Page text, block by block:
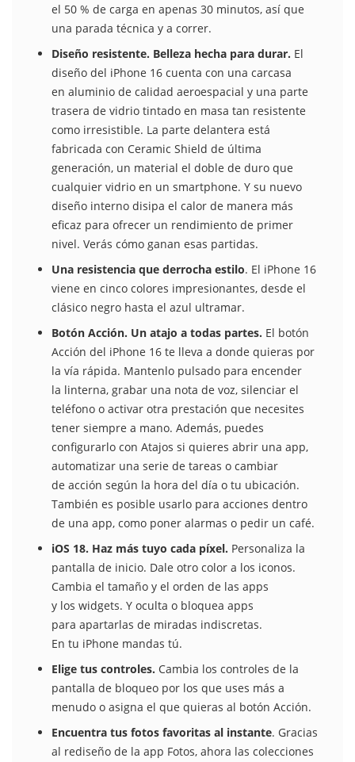
el 50 % de carga en apenas 30 minutos, así que
una parada técnica y a correr.
Diseño resistente. Belleza hecha para durar. El
diseño del iPhone 16 cuenta con una carcasa
en aluminio de calidad aeroespacial y una parte
trasera de vidrio tintado en masa tan resistente
como irresistible. La parte delantera está
fabricada con Ceramic Shield de última
generación, un material el doble de duro que
cualquier vidrio en un smartphone. Y su nuevo
diseño interno disipa el calor de manera más
eficaz para ofrecer un rendimiento de primer
nivel. Verás cómo ganan esas partidas.
Una resistencia que derrocha estilo. El iPhone 16
viene en cinco colores impresionantes, desde el
clásico negro hasta el azul ultramar.
Botón Acción. Un atajo a todas partes. El botón
Acción del iPhone 16 te lleva a donde quieras por
la vía rápida. Mantenlo pulsado para encender
la linterna, grabar una nota de voz, silenciar el
teléfono o activar otra prestación que necesites
tener siempre a mano. Además, puedes
configurarlo con Atajos si quieres abrir una app,
automatizar una serie de tareas o cambiar
de acción según la hora del día o tu ubicación.
También es posible usarlo para acciones dentro
de una app, como poner alarmas o pedir un café.
iOS 18. Haz más tuyo cada píxel. Personaliza la
pantalla de inicio. Dale otro color a los iconos.
Cambia el tamaño y el orden de las apps
y los widgets. Y oculta o bloquea apps
para apartarlas de miradas indiscretas.
En tu iPhone mandas tú.
Elige tus controles. Cambia los controles de la
pantalla de bloqueo por los que uses más a
menudo o asigna el que quieras al botón Acción.
Encuentra tus fotos favoritas al instante. Gracias
al rediseño de la app Fotos, ahora las colecciones